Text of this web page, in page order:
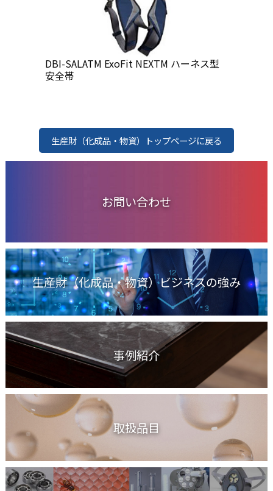
DBI-SALATM ExoFit NEXTM ハーネス型
安全帯
生産財（化成品・物資）トップページに戻る
お問い合わせ
生産財（化成品・物資）ビジネスの強み
事例紹介
取扱品目